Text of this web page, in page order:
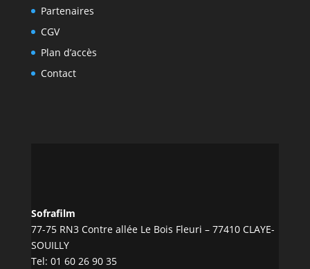
Partenaires
CGV
Plan d’accès
Contact
Sofrafilm
77-75 RN3 Contre allée Le Bois Fleuri – 77410 CLAYE-
SOUILLY
Tel: 01 60 26 90 35